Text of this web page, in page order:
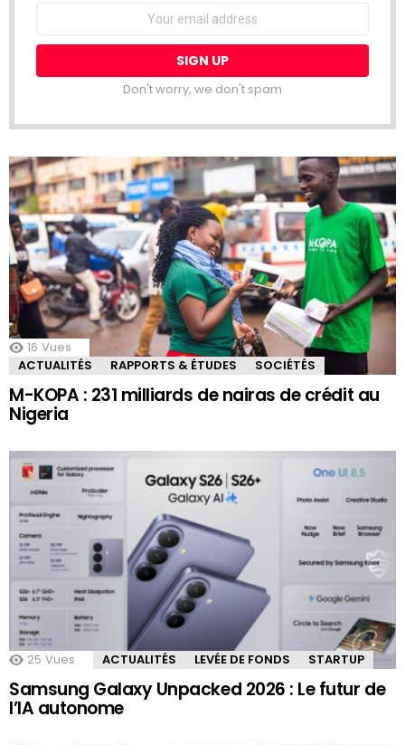
Don't worry, we don't spam
16 Vues
ACTUALITÉS
RAPPORTS & ÉTUDES SOCIÉTÉS
M-KOPA : 231 milliards de nairas de crédit au
Nigeria
25 Vues ACTUALITÉS LEVÉE DE FONDS STARTUP
Samsung Galaxy Unpacked 2026 : Le futur de
l’IA autonome